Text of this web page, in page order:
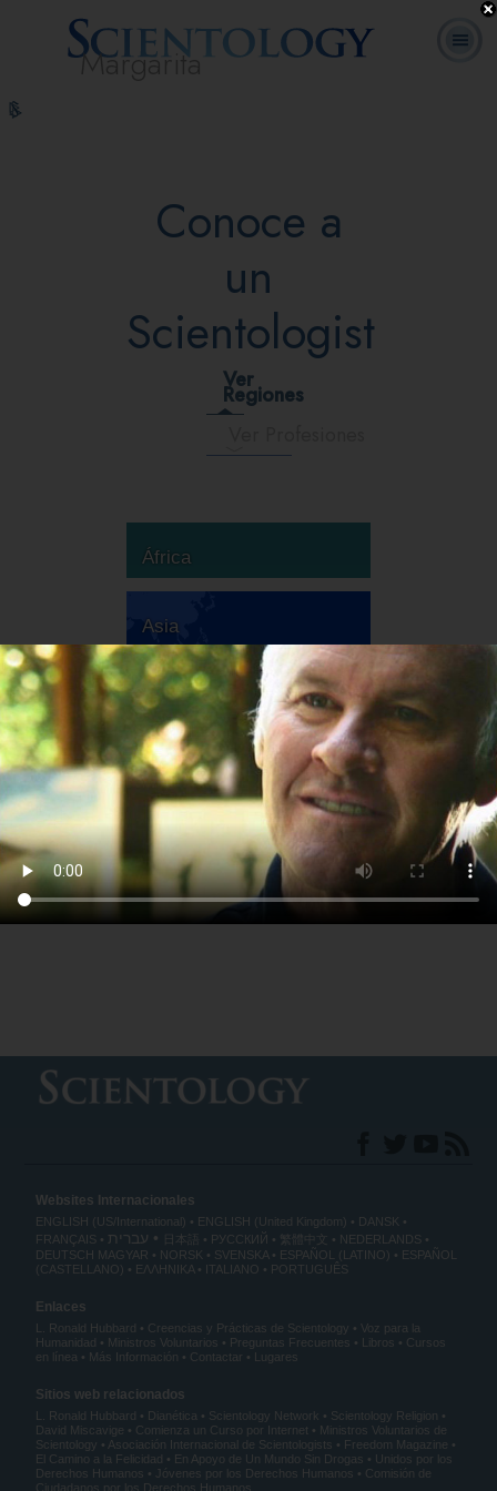
Margarita
L. Ronald
Hubbard
Conoce a
un
Scientologist
Ver
Regiones
África
Asia
Australia
Europa
Sudamérica
Norteamérica
Websites Internacionales
ENGLISH (US/International) ENGLISH (United Kingdom)
DANSK
FRANÇAIS
עברית 日本語 РУССКИЙ 繁體中文
NEDERLANDS
DEUTSCH MAGYAR NORSK SVENSKA ESPAÑOL (LATINO)
ESPAÑOL
(CASTELLANO)
ΕΛΛΗΝΙΚA ITALIANO PORTUGUÊS
Enlaces
L. Ronald Hubbard Creencias y Prácticas de Scientology
Voz para la
Humanidad
Ministros Voluntarios Preguntas Frecuentes Libros
Cursos
en línea
Más Información Contactar Lugares
Sitios web relacionados
L. Ronald Hubbard Dianética Scientology Network
Scientology Religion
David Miscavige
Comienza un Curso por Internet
Ministros Voluntarios de
Scientology
Asociación Internacional de Scientologists
Freedom Magazine
El Camino a la Felicidad
En Apoyo de Un Mundo Sin Drogas
Unidos por los
Derechos Humanos
Jóvenes por los Derechos Humanos
Comisión de
Ciudadanos por los Derechos Humanos